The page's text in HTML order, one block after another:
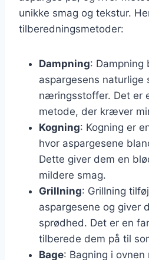
unikke smag og tekstur.
tilberedningsmetoder:
Dampning: Dampning
aspargesens naturlige
næringsstoffer. Det er
metode, der kræver
Kogning: Kogning er
hvor aspargesene
Dette giver dem en
mildere smag.
Grillning: Grillning
aspargesene og giver
sprødhed. Det er en
tilberede dem på til
Bage: Bagning i